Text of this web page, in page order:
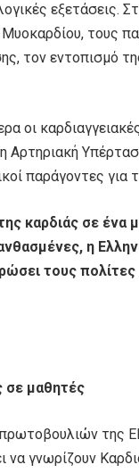
εξετάσεις.
τους
τον εντοπισμό
οι
παράγοντες για
καρδιάς σε
η
τους
σε μαθητές
της
να γνωρίζουν